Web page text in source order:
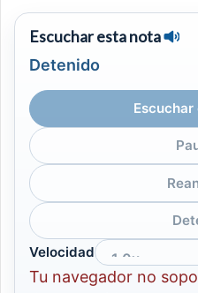
Escuchar esta nota
Detenido
Velocidad
Tu navegador no